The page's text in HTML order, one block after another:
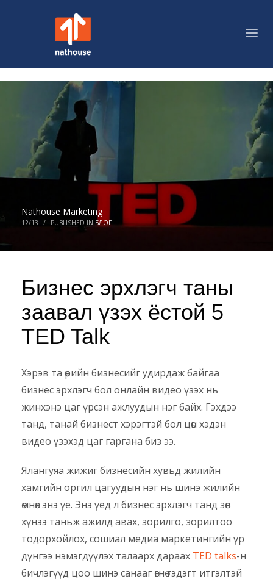
Nathouse Marketing
12/13 / PUBLISHED IN БЛОГ
Бизнес эрхлэгч таны
заавал үзэх ёстой 5
TED Talk
Хэрэв та өөрийн бизнесийг удирдаж байгаа
бизнес эрхлэгч бол онлайн видео үзэх нь
жинхэнэ цаг үрсэн ажлуудын нэг байх. Гэхдээ
танд, танай бизнест хэрэгтэй бол цөөн хэдэн
видео үзэхэд цаг гаргана биз ээ.
Ялангуяа жижиг бизнесийн хувьд жилийн
хамгийн оргил цагуудын нэг нь шинэ жилийн
өмнөх энэ үе. Энэ үед л бизнес эрхлэгч танд зөв
хүнээ таньж ажилд авах, зорилго, зорилтоо
тодорхойлох, сошиал медиа маркетингийн үр
дүнгээ нэмэгдүүлэх талаарх дараах TED talks-н
бичлэгүүд цоо шинэ санааг өгнө гэдэгт итгэлтэй